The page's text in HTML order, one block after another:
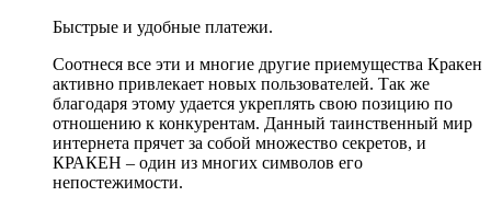
Быстрые и удобные платежи.
Соотнеся все эти и многие другие приемущества Кракен
активно привлекает новых пользователей. Так же
благодаря этому удается укреплять свою позицию по
отношению к конкурентам. Данный таинственный мир
интернета прячет за собой множество секретов, и
КРАКЕН – один из многих символов его
непостежимости.